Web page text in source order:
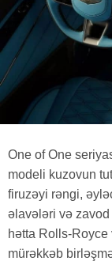
One of One
modeli kuzovun
firuzəyi rəngi,
əlavələri və
hətta Rolls-
mürəkkəb